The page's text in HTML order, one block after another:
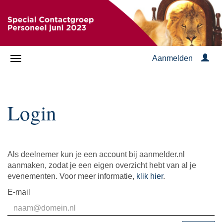
Aanmelden
Login
Als deelnemer kun je een account bij aanmelder.nl
aanmaken, zodat je een eigen overzicht hebt van al je
evenementen. Voor meer informatie, klik hier.
E-mail